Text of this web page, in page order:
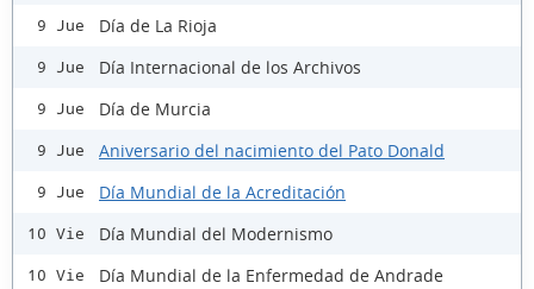
9 Jue Día de La Rioja
9 Jue Día Internacional de los Archivos
9 Jue Día de Murcia
9 Jue Aniversario del nacimiento del Pato Donald
9 Jue Día Mundial de la Acreditación
10 Vie Día Mundial del Modernismo
10 Vie Día Mundial de la Enfermedad de Andrade